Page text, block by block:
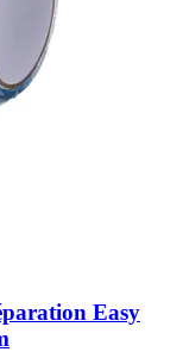
Easy